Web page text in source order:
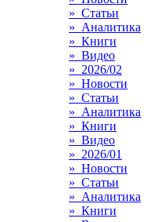
» Статьи
» Аналитика
» Книги
» Видео
» 2026/02
» Новости
» Статьи
» Аналитика
» Книги
» Видео
» 2026/01
» Новости
» Статьи
» Аналитика
» Книги